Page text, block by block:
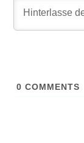
0 COMMENTS